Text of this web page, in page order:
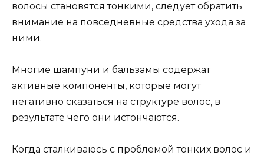
волосы становятся тонкими, следует обратить
внимание на повседневные средства ухода за
ними.
Многие шампуни и бальзамы содержат
активные компоненты, которые могут
негативно сказаться на структуре волос, в
результате чего они истончаются.
Когда сталкиваюсь с проблемой тонких волос и